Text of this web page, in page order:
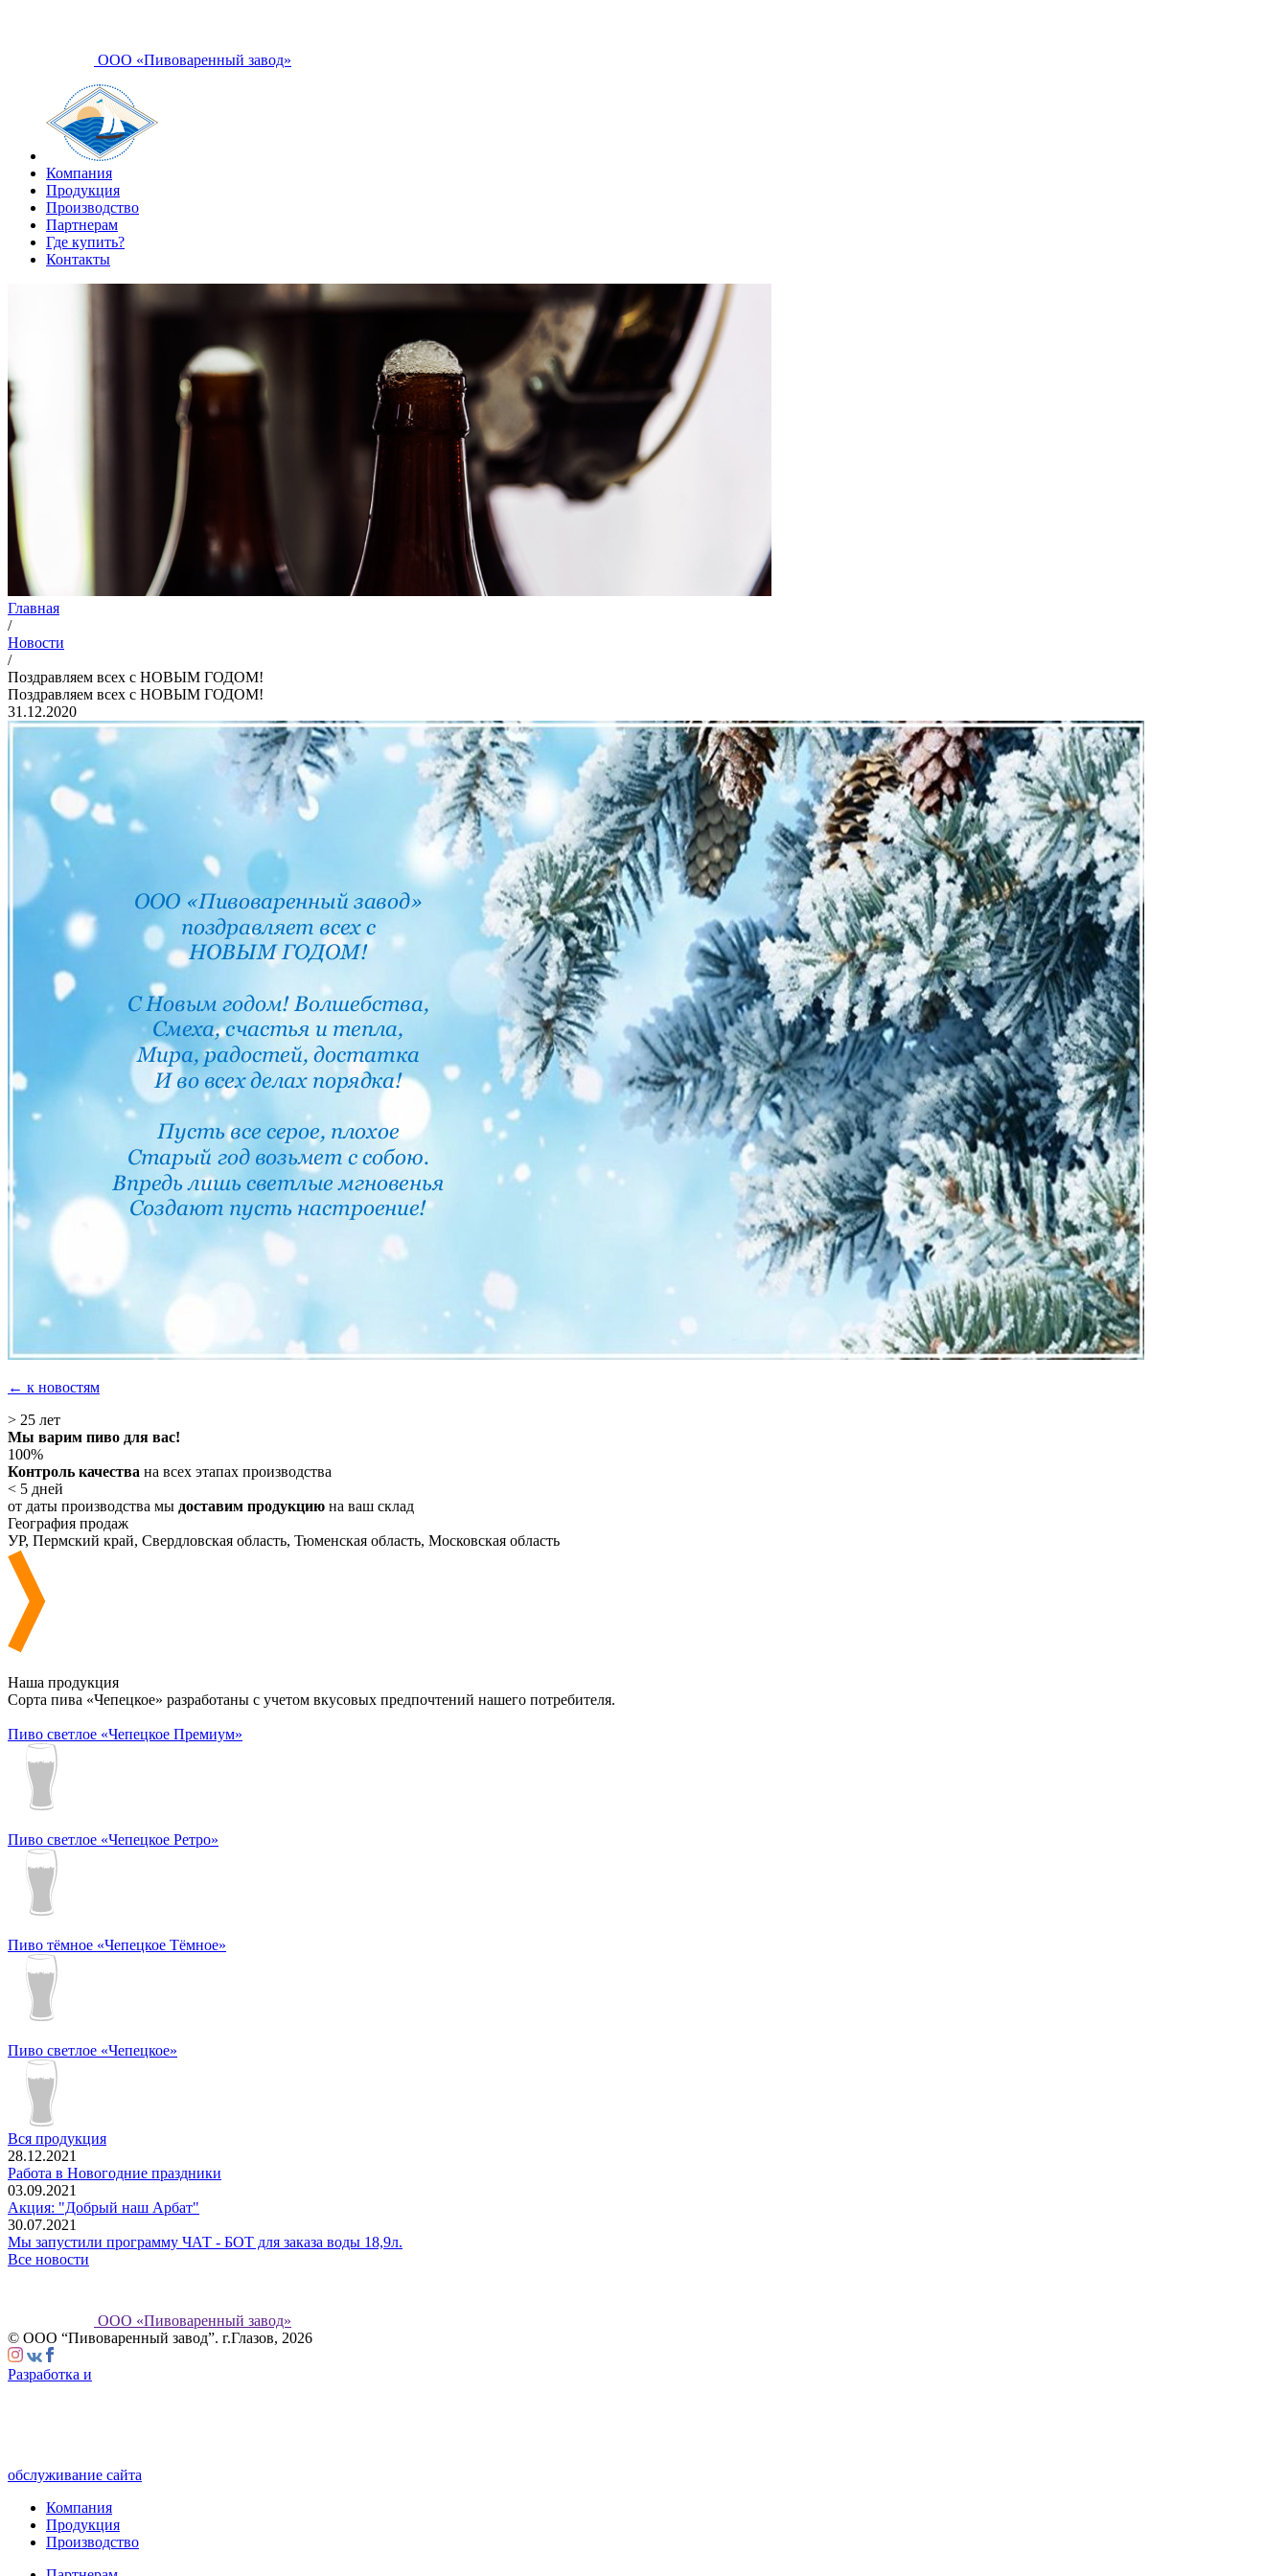
ООО «Пивоваренный завод»
Компания
Продукция
Производство
Партнерам
Где купить?
Контакты
Главная
/
Новости
/
Поздравляем всех с НОВЫМ ГОДОМ!
Поздравляем всех с НОВЫМ ГОДОМ!
31.12.2020
← к новостям
> 25 лет
Мы варим пиво для вас!
100%
Контроль качества на всех этапах производства
< 5 дней
от даты производства мы доставим продукцию на ваш склад
География продаж
УР, Пермский край, Свердловская область, Тюменская область, Московская область
Наша продукция
Сорта пива «Чепецкое» разработаны с учетом вкусовых предпочтений нашего потребителя.
Пиво светлое «Чепецкое Премиум»
Пиво светлое «Чепецкое Ретро»
Пиво тёмное «Чепецкое Тёмное»
Пиво светлое «Чепецкое»
Вся продукция
28.12.2021
Работа в Новогодние праздники
03.09.2021
Акция: "Добрый наш Арбат"
30.07.2021
Мы запустили программу ЧАТ - БОТ для заказа воды 18,9л.
Все новости
ООО «Пивоваренный завод»
© ООО “Пивоваренный завод”. г.Глазов, 2026
Разработка и
обслуживание сайта
Компания
Продукция
Производство